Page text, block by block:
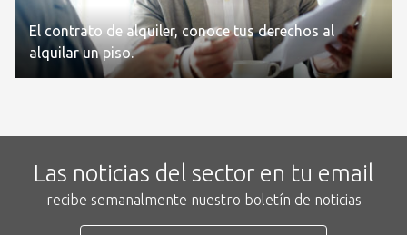
El contrato de alquiler, conoce tus derechos al
alquilar un piso.
Las noticias del sector en tu email
recibe semanalmente nuestro boletín de noticias